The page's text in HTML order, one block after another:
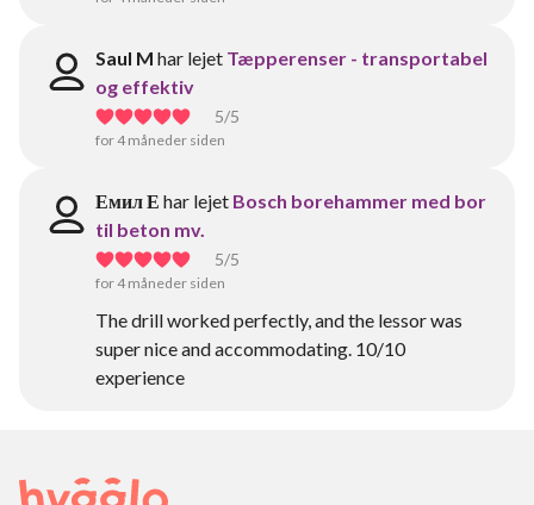
Saul M har lejet Tæpperenser - transportabel
og effektiv
5/5
for 4 måneder siden
Емил Е har lejet Bosch borehammer med bor
til beton mv.
5/5
for 4 måneder siden
The drill worked perfectly, and the lessor was
super nice and accommodating. 10/10
experience